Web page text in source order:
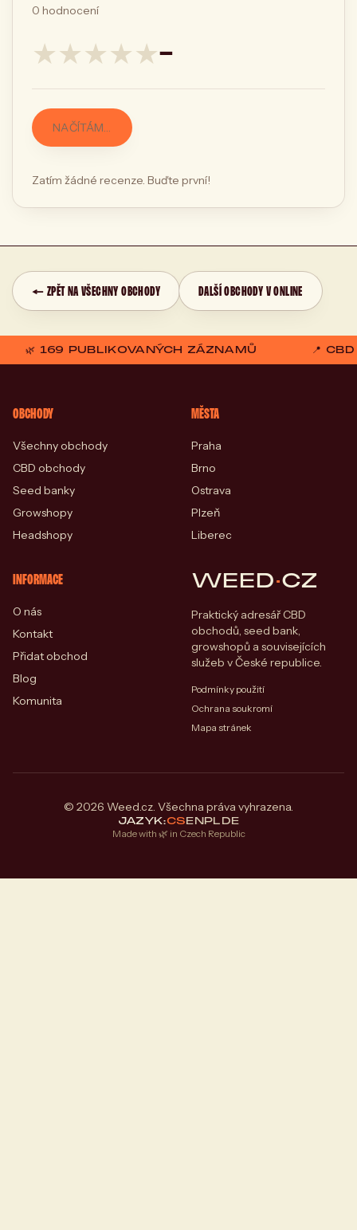
0 hodnocení
★★★★★—
NAČÍTÁM…
Zatím žádné recenze. Buďte první!
← ZPĚT NA VŠECHNY OBCHODY DALŠÍ OBCHODY V ONLINE
🌿 169 PUBLIKOVANÝCH ZÁZNAMŮ 📍
OBCHODY
Všechny obchody
CBD obchody
Seed banky
Growshopy
Headshopy
MĚSTA
Praha
Brno
Ostrava
Plzeň
Liberec
INFORMACE
O nás
Kontakt
Přidat obchod
Blog
Komunita
WEED·CZ
Praktický adresář CBD
obchodů, seed bank,
growshopů a souvisejících
služeb v České republice.
Podmínky použití
Ochrana soukromí
Mapa stránek
© 2026 Weed.cz. Všechna práva vyhrazena.
JAZYK:CSENPLDE
Made with 🌿 in Czech Republic